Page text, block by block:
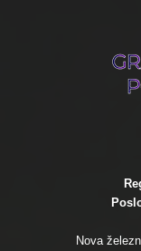
Nova